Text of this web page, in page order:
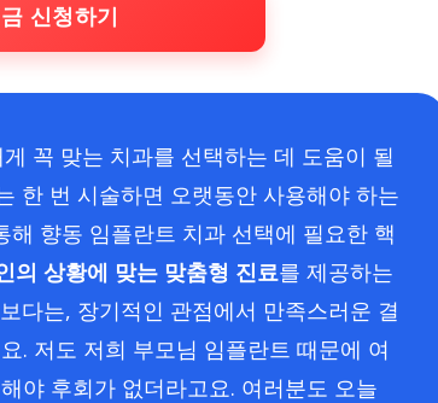
신청하기
꼭 맞는 치과를 선택하는 데 도움이 될
한 번 시술하면 오랫동안 사용해야 하는
향동 임플란트 치과 선택에 필요한 핵
의 상황에 맞는 맞춤형 진료를 제공하는
다는, 장기적인 관점에서 만족스러운 결
. 저도 저희 부모님 임플란트 때문에 여
야 후회가 없더라고요. 여러분도 오늘